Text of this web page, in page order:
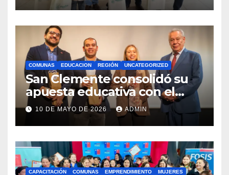
COMUNAS EDUCACION REGIÓN UNCATEGORIZED
San Clemente consolidó su
apuesta educativa con el
lanzamiento del
Preuniversitario Brotes 2026
10 DE MAYO DE 2026 ADMIN
CAPACITACIÓN COMUNAS EMPRENDIMIENTO
MUJERES